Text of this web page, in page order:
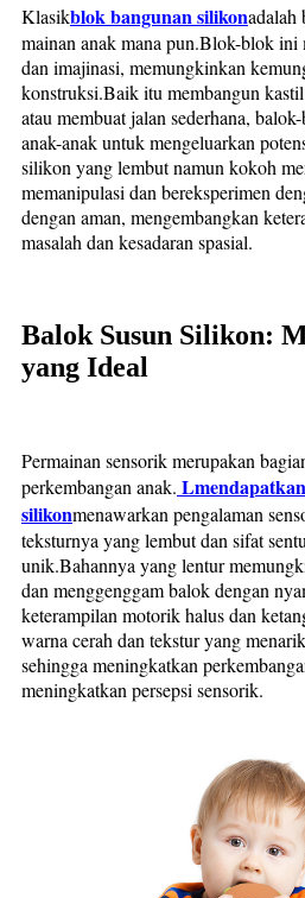
Klasikblok bangunan silikonadalah
mainan anak mana pun.Blok-blok
dan imajinasi, memungkinkan
konstruksi.Baik itu membangun
atau membuat jalan sederhana,
anak-anak untuk mengeluarkan
silikon yang lembut namun kokoh
memanipulasi dan bereksperimen
dengan aman, mengembangkan
masalah dan kesadaran spasial.
Balok Susun Silikon:
yang Ideal
Permainan sensorik merupakan
perkembangan anak. L
silikonmenawarkan pengalaman
teksturnya yang lembut dan sifat
unik.Bahannya yang lentur
dan menggenggam balok dengan
keterampilan motorik halus dan
warna cerah dan tekstur yang
sehingga meningkatkan
meningkatkan persepsi sensorik.